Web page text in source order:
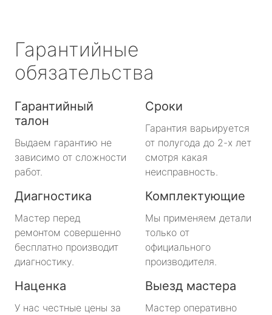
Гарантийные
обязательства
Гарантийный
талон
Выдаем гарантию не
зависимо от сложности
работ.
Сроки
Гарантия варьируется
от полугода до 2-х лет
смотря какая
неисправность.
Диагностика
Мастер перед
ремонтом совершенно
бесплатно производит
диагностику.
Комплектующие
Мы применяем детали
только от
официального
производителя.
Наценка
У нас честные цены за
Выезд мастера
Мастер оперативно